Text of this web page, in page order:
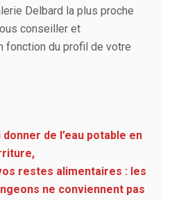
Delbard la plus proche
conseiller et
fonction du profil de votre
donner de l’eau potable en
restes alimentaires : les
ne conviennent pas